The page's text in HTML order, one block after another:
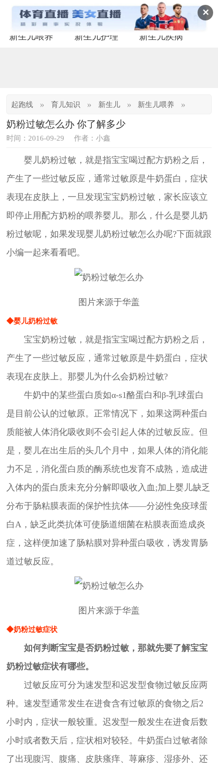
✕
新生儿喂养 新生儿护理 新生儿疾病
起跑线 » 育儿知识 » 新生儿 » 新生儿喂养 »
奶粉过敏怎么办 你了解多少
时间：2016-09-29 作者：小鑫
婴儿奶粉过敏，就是指宝宝喝过配方奶粉之后，
产生了一些过敏反应，通常过敏原是牛奶蛋白，症状
表现在皮肤上，一旦发现宝宝奶粉过敏，家长应该立
即停止用配方奶粉的喂养婴儿。那么，什么是婴儿奶
粉过敏呢，如果发现婴儿奶粉过敏怎么办呢?下面就跟
小编一起来看看吧。
图片来源于华盖
◆婴儿奶粉过敏
宝宝奶粉过敏，就是指宝宝喝过配方奶粉之后，
产生了一些过敏反应，通常过敏原是牛奶蛋白，症状
表现在皮肤上。那婴儿为什么会奶粉过敏?
牛奶中的某些蛋白质如α-s1酪蛋白和β-乳球蛋白
是目前公认的过敏原。正常情况下，如果这两种蛋白
质能被人体消化吸收则不会引起人体的过敏反应。但
是，婴儿在出生后的头几个月中，如果人体的消化能
力不足，消化蛋白质的酶系统也发育不成熟，造成进
入体内的蛋白质未充分分解即吸收入血;加上婴儿缺乏
分布于肠粘膜表面的保护性抗体——分泌性免疫球蛋
白A，缺乏此类抗体可使肠道细菌在粘膜表面造成炎
症，这样便加速了肠粘膜对异种蛋白吸收，诱发胃肠
道过敏反应。
图片来源于华盖
◆奶粉过敏症状
如何判断宝宝是否奶粉过敏，那就先要了解宝宝
奶粉过敏症状有哪些。
过敏反应可分为速发型和迟发型食物过敏反应两
种。速发型通常发生在进食含有过敏原的食物之后2
小时内，症状一般较重。迟发型一般发生在进食后数
小时或者数天后，症状相对较轻。牛奶蛋白过敏者除
了出现腹泻、腹痛、皮肤瘙痒、荨麻疹、湿疹外、还